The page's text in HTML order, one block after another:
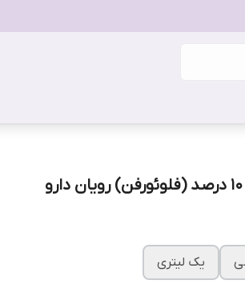
یک لیتری